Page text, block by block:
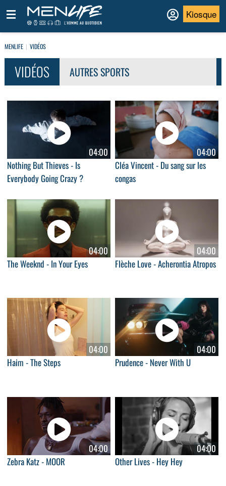
Kiosque
MENLIFE VIDÉOS
VIDÉOS AUTRES SPORTS
04:00
Nothing But Thieves - Is
Everybody Going Crazy ?
04:00
Cléa Vincent - Du sang sur les
congas
04:00
The Weeknd - In Your Eyes
04:00
Flèche Love - Acherontia Atropos
04:00
Haim - The Steps
04:00
Prudence - Never With U
04:00
Zebra Katz - MOOR
04:00
Other Lives - Hey Hey